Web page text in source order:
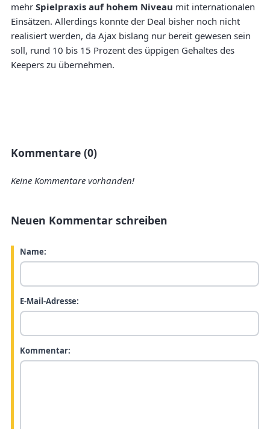
mehr Spielpraxis auf hohem Niveau mit internationalen
Einsätzen. Allerdings konnte der Deal bisher noch nicht
realisiert werden, da Ajax bislang nur bereit gewesen sein
soll, rund 10 bis 15 Prozent des üppigen Gehaltes des
Keepers zu übernehmen.
Kommentare (0)
Keine Kommentare vorhanden!
Neuen Kommentar schreiben
Name:
E-Mail-Adresse:
Kommentar: